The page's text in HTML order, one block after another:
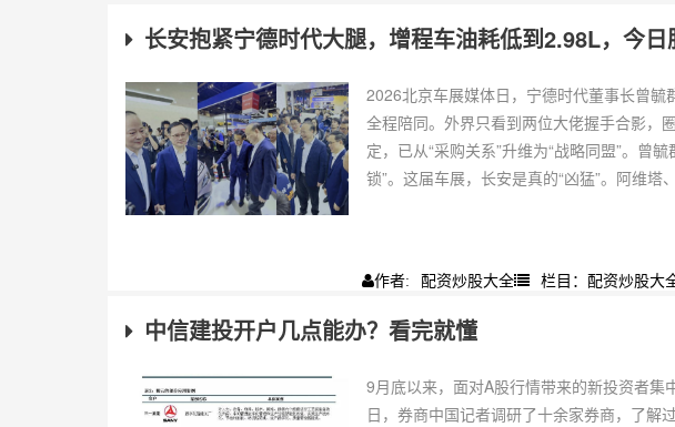
长安抱紧宁德时代大腿，增程车油耗低到2.98L，今日
2026北京车展媒体日，宁德时代董事长曾
全程陪同。外界只看到两位大佬握手合影，
定，已从“采购关系”升维为“战略同盟”。曾
锁”。这届车展，长安是真的“凶猛”。阿维塔
作者: 配资炒股大全 栏目：配资炒股大
中信建投开户几点能办？看完就懂
9月底以来，面对A股行情带来的新投资者集
日，券商中国记者调研了十余家券商，了解